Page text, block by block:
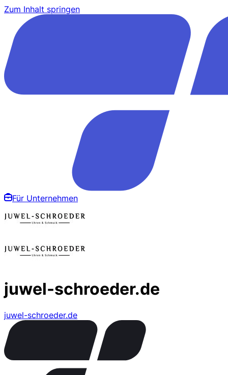
Zum Inhalt springen
Für Unternehmen
juwel-schroeder.de
juwel-schroeder.de